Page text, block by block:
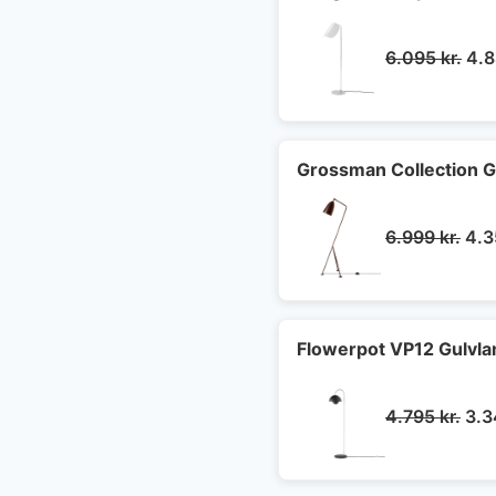
6.095kr.
Grossman Collection
6.999kr.
Flowerpot VP12
4.795kr.